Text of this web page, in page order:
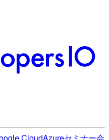
CloudAzureセミナー会